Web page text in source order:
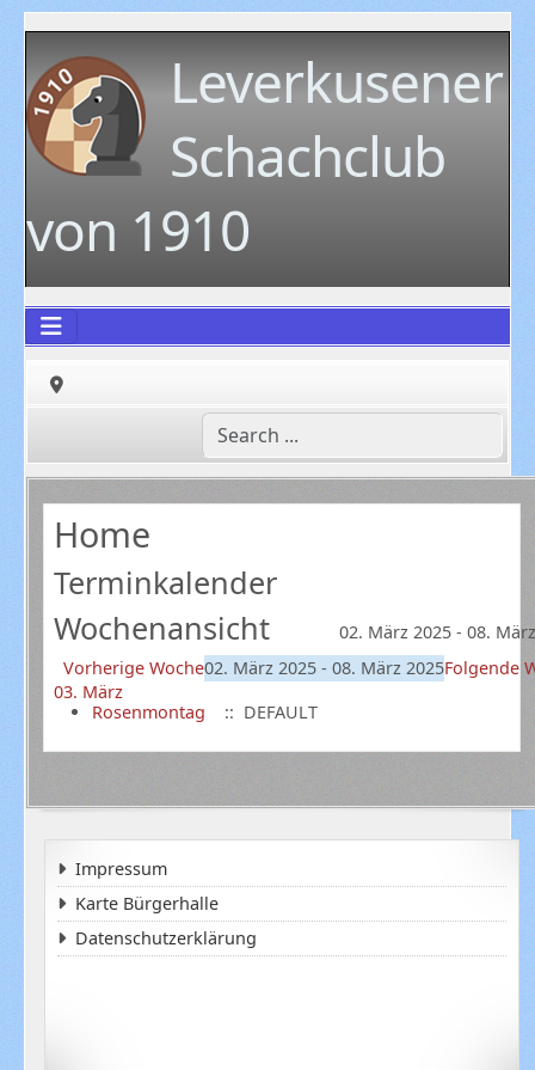
Leverkusener
Schachclub
von 1910
Home
Terminkalender
Wochenansicht
02. März 2025 - 08.
Vorherige Woche02. März 2025 - 08. März 2025Folgende
03. März
Rosenmontag
:: DEFAULT
Impressum
Karte Bürgerhalle
Datenschutzerklärung